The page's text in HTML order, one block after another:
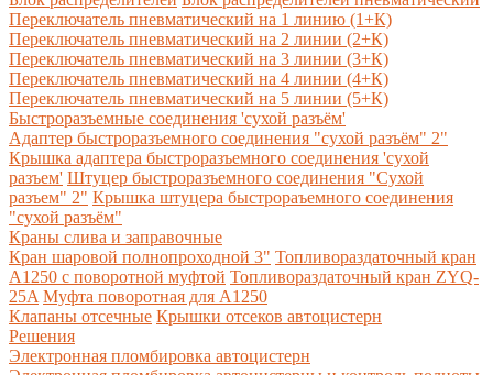
Переключатель пневматический на 1 линию (1+К)
Переключатель пневматический на 2 линии (2+К)
Переключатель пневматический на 3 линии (3+К)
Переключатель пневматический на 4 линии (4+К)
Переключатель пневматический на 5 линии (5+К)
Быстроразъемные соединения 'сухой разъём'
Адаптер быстроразъемного соединения "сухой разъём" 2"
Крышка адаптера быстроразъемного соединения 'сухой
разъем' Штуцер быстроразъемного соединения "Сухой
разъем" 2" Крышка штуцера быстрораъемного соединения
"сухой разъём"
Краны слива и заправочные
Кран шаровой полнопроходной 3" Топливораздаточный кран
A1250 с поворотной муфтой Топливораздаточный кран ZYQ-
25A Муфта поворотная для А1250
Клапаны отсечные Крышки отсеков автоцистерн
Решения
Электронная пломбировка автоцистерн